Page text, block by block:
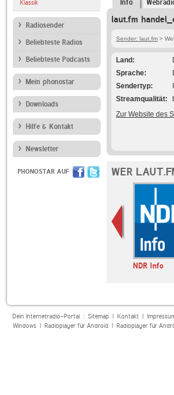
Klassik
Radiosender
Beliebteste Radios
Beliebteste Podcasts
Mein phonostar
Downloads
Hilfe & Kontakt
Newsletter
PHONOSTAR AUF
Info
laut.fm
Sender: laut.fm >
Land
Sprache
Sendertyp
Streamqualität
Zur Website des
WER
NDR Info
Dein Internetradio-Portal : Sitemap| Kontakt|
Windows| Radioplayer für Android| Radioplayer für